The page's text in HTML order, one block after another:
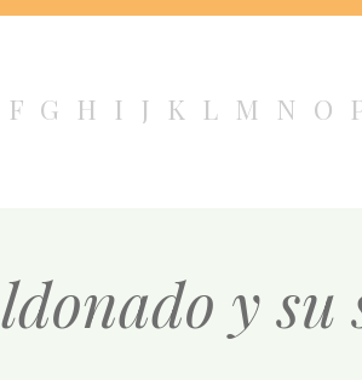
F G H I J K L M N O
y